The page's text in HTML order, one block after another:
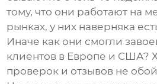
тому, что они работают на
рынках, у них наверняка
Иначе как они смогли
клиентов в Европе и США?
проверок и отзывов не